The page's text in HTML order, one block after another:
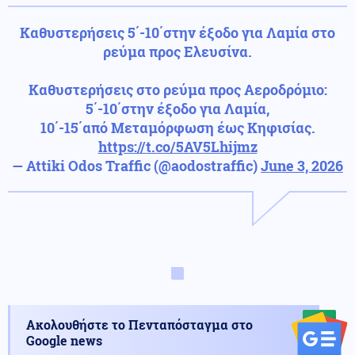
Καθυστερήσεις 5΄-10΄στην έξοδο για Λαμία στο
ρεύμα προς Ελευσίνα.
Καθυστερήσεις στο ρεύμα προς Αεροδρόμιο:
5΄-10΄στην έξοδο για Λαμία,
10΄-15΄από Μεταμόρφωση έως Κηφισίας.
https://t.co/5AV5Lhijmz
— Attiki Odos Traffic (@aodostraffic)June 3, 2026
Ακολουθήστε το Πενταπόσταγμα στο
Google news